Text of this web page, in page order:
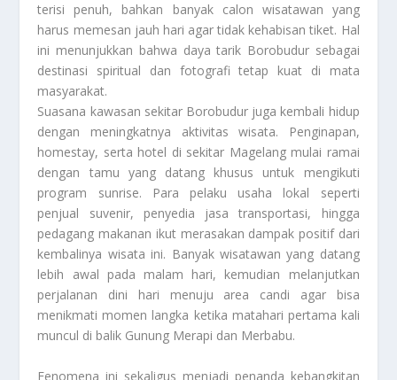
terisi penuh, bahkan banyak calon wisatawan yang
harus memesan jauh hari agar tidak kehabisan tiket. Hal
ini menunjukkan bahwa daya tarik Borobudur sebagai
destinasi spiritual dan fotografi tetap kuat di mata
masyarakat.
Suasana kawasan sekitar Borobudur juga kembali hidup
dengan meningkatnya aktivitas wisata. Penginapan,
homestay, serta hotel di sekitar Magelang mulai ramai
dengan tamu yang datang khusus untuk mengikuti
program sunrise. Para pelaku usaha lokal seperti
penjual suvenir, penyedia jasa transportasi, hingga
pedagang makanan ikut merasakan dampak positif dari
kembalinya wisata ini. Banyak wisatawan yang datang
lebih awal pada malam hari, kemudian melanjutkan
perjalanan dini hari menuju area candi agar bisa
menikmati momen langka ketika matahari pertama kali
muncul di balik Gunung Merapi dan Merbabu.
Fenomena ini sekaligus menjadi penanda kebangkitan